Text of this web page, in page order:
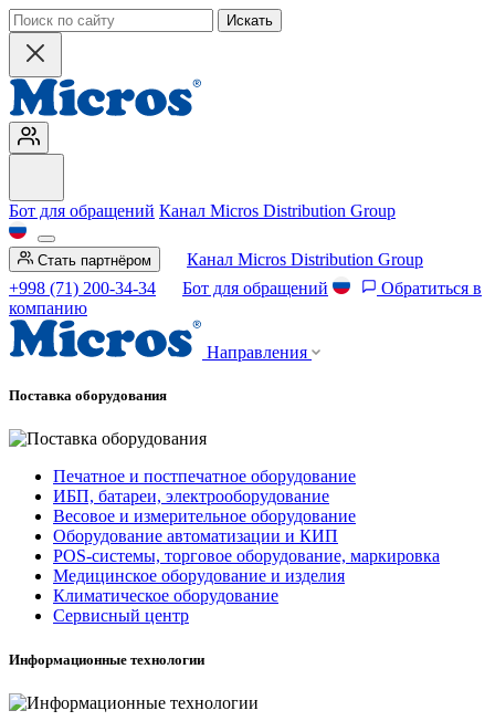
Искать
Бот для обращений Канал Micros Distribution Group
Стать партнёром
Канал Micros Distribution Group
+998 (71) 200-34-34
Бот для обращений
Обратиться в
компанию
Направления
Поставка оборудования
Печатное и постпечатное оборудование
ИБП, батареи, электрооборудование
Весовое и измерительное оборудование
Оборудование автоматизации и КИП
POS-системы, торговое оборудование, маркировка
Медицинское оборудование и изделия
Климатическое оборудование
Сервисный центр
Информационные технологии